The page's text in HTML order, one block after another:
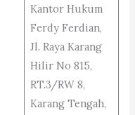
Kantor Hukum
Ferdy Ferdian,
Jl. Raya Karang
Hilir No 815,
RT.3/RW 8,
Karang Tengah,